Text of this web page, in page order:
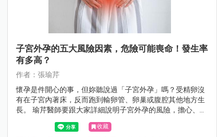
子宮外孕的五大風險因素，危險可能喪命！發生率
有多高？
作者：張瑜芹
懷孕是件開心的事，但妳聽說過「子宮外孕」嗎？受精卵沒
有在子宮內著床，反而跑到輸卵管、卵巢或腹腔其他地方生
長。 瑜芹醫師要跟大家詳細說明子宮外孕的風險，擔心、害
怕的下一步，是面對恐懼。
收藏